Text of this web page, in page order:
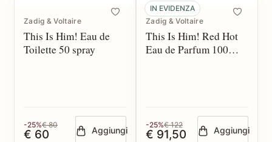
Zadig & Voltaire
This Is Him! Eau de
Toilette 50 spray
-25%€ 80
€ 60 Aggiungi
IN EVIDENZA
Zadig & Voltaire
This Is Him! Red Hot
Eau de Parfum 100
-25%€ 122
€ 91,50 Aggiungi